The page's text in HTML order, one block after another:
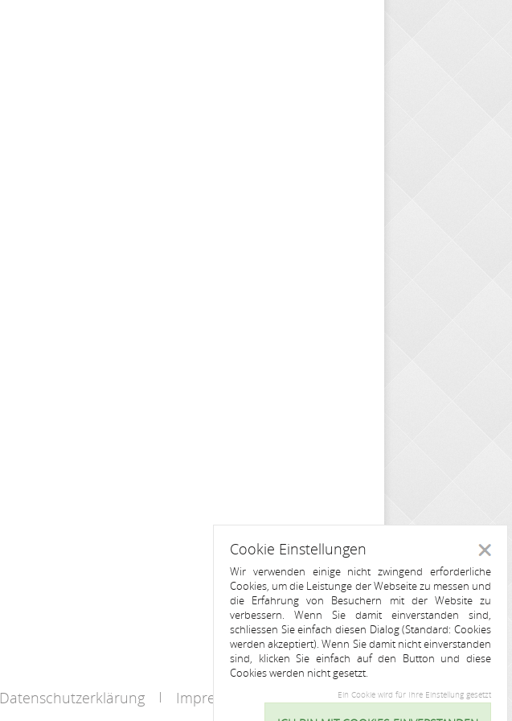
Datenschutzerklärung Impressum Kontakt
Cookie Einstellungen
Wir verwenden einige nicht zwingend erforderliche
Cookies, um die Leistunge der Webseite zu messen und
die Erfahrung von Besuchern mit der Website zu
verbessern. Wenn Sie damit einverstanden sind,
schliessen Sie einfach diesen Dialog (Standard: Cookies
werden akzeptiert). Wenn Sie damit nicht einverstanden
sind, klicken Sie einfach auf den Button und diese
Cookies werden nicht gesetzt.
Ein Cookie wird für Ihre Einstellung gesetzt